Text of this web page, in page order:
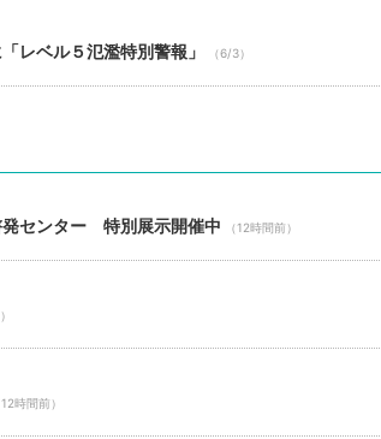
ベル５氾濫特別警報」 （6/3）
センター 特別展示開催中 （12時間前）
12時間前）